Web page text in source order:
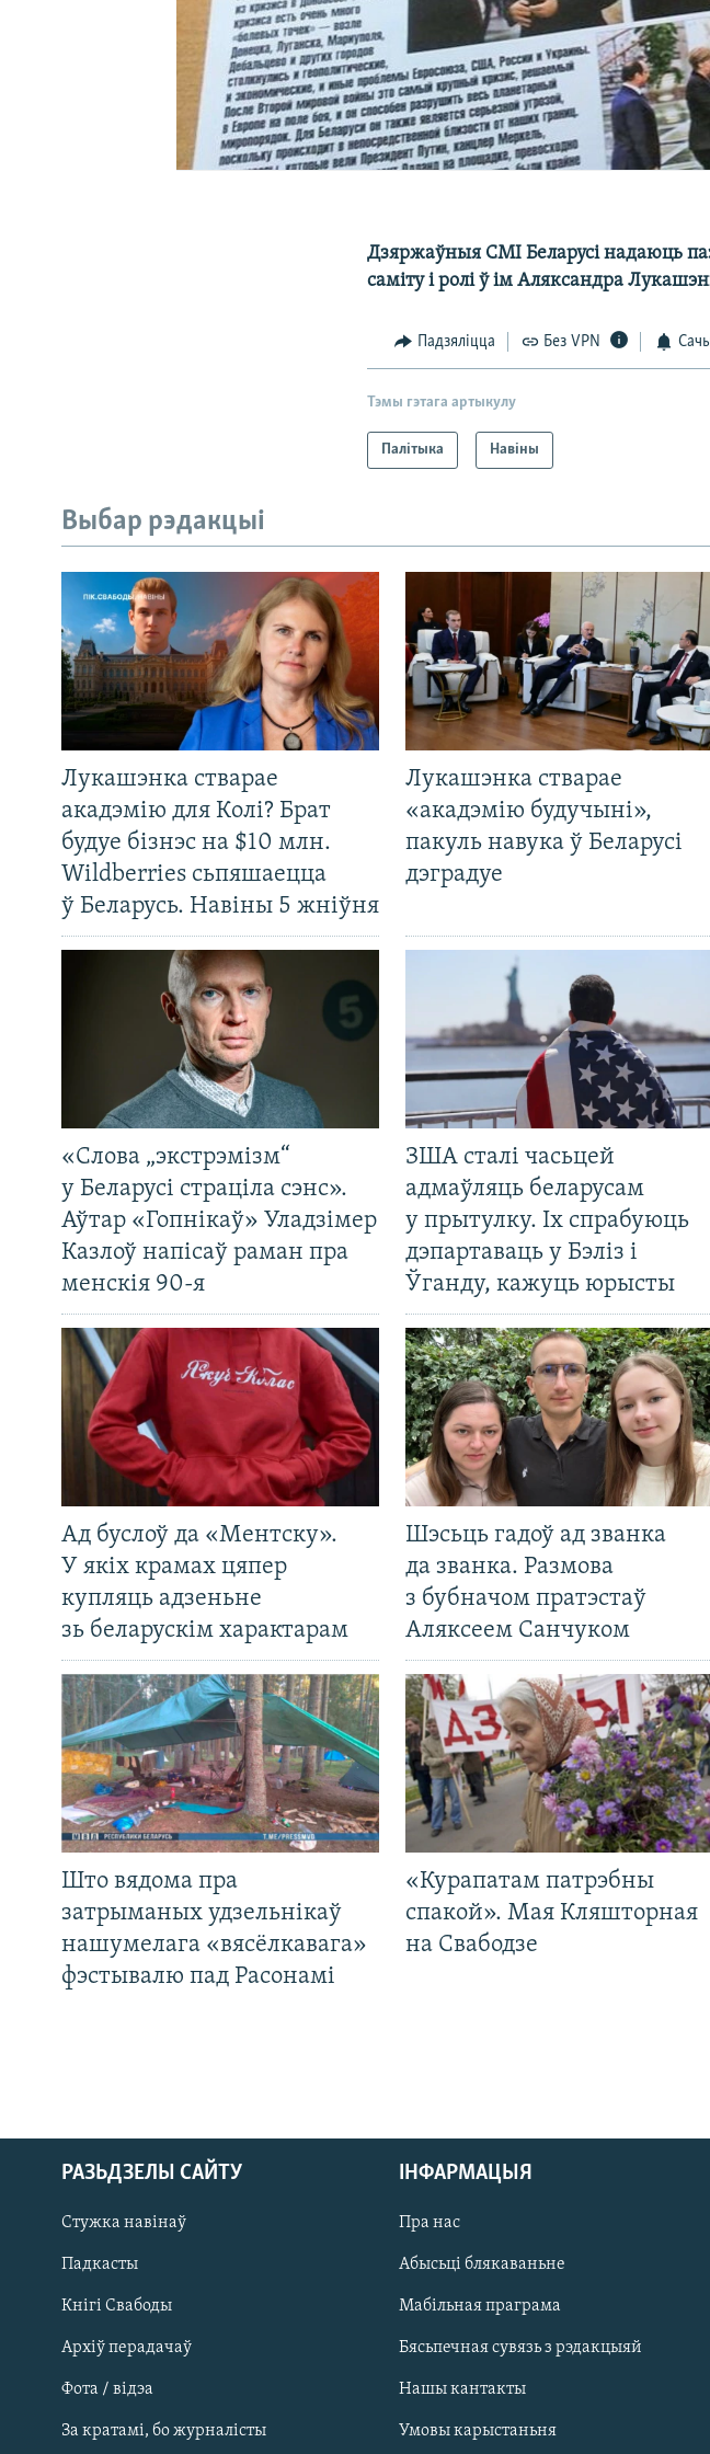
САЧЫЦЕ ЗА АБНАЎЛЕНЬНЯМІ
Дзяржаўныя СМІ Беларусі надаюць
саміту і ролі ў ім Аляксандра
Падзяліцца Без VPN
Тэмы гэтага артыкулу
Палітыка Навіны
Выбар рэдакцыі
Лукашэнка стварае
акадэмію для Колі? Брат
будуе бізнэс на $10 млн.
Wildberries сьпяшаецца
ў Беларусь. Навіны 5 жніўня
Лукашэнка стварае
«акадэмію будучыні»,
пакуль навука ў Беларусі
дэградуе
«Слова „экстрэмізм“
у Беларусі страціла сэнс».
Аўтар «Гопнікаў» Уладзімер
Казлоў напісаў раман пра
менскія 90-я
ЗША сталі часьцей
адмаўляць беларусам
у прытулку. Іх спрабуюць
дэпартаваць у Бэліз і
Ўганду, кажуць юрысты
Ад буслоў да «Ментску».
У якіх крамах цяпер
купляць адзеньне
зь беларускім характарам
Шэсьць гадоў ад званка
да званка. Размова
з бубначом пратэстаў
Аляксеем Санчуком
Што вядома пра
затрыманых удзельнікаў
нашумелага «вясёлкавага»
фэстывалю пад Расонамі
«Курапатам патрэбны
спакой». Мая Кляшторная
на Свабодзе
РАЗЬДЗЕЛЫ САЙТУ
Стужка навінаў
Падкасты
Кнігі Свабоды
Архіў перадачаў
Фота / відэа
За кратамі, бо журналісты
ІНФАРМАЦЫЯ
Пра нас
Абысьці блякаваньне
Мабільная праграма
Бясьпечная сувязь з рэдакцыяй
Нашы кантакты
Умовы карыстаньня